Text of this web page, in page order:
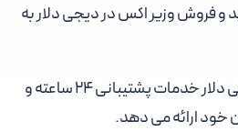
و فروش وزیر اکس در دیجی دلار به
دیجی دلار خدمات پشتیبانی ۲۴ ساعته و
خود ارائه می دهد.